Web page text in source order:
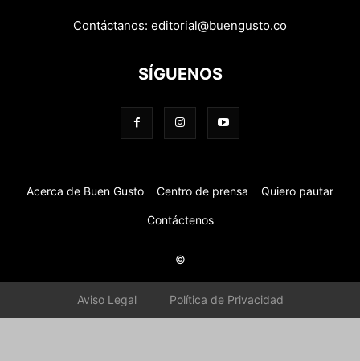
Contáctanos: editorial@buengusto.co
SÍGUENOS
Acerca de Buen Gusto Centro de prensa Quiero pautar
Contáctenos
©
Aviso Legal Política de Privacidad